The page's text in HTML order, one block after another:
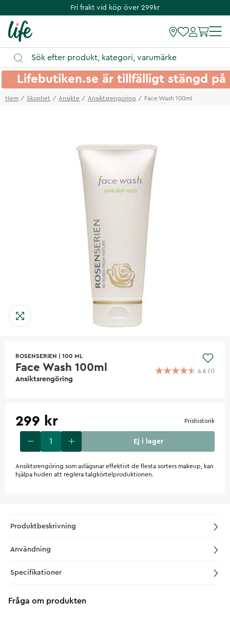
Fri frakt vid köp över 299kr
Lifebutiken.se är tillfälligt stängd
Hem Skonhet Ansikte Ansiktsrengoring Face Wash 100ml
ROSENSERIEN 100 ML
Face Wash 100ml
Ansiktsrengöring
4.6 (1)
299 kr Prishistorik
Ej i lager
Ansiktsrengöring som avlägsnar effektivt de flesta sorters makeup, kan
hjälpa huden att reglera talgkörtelproduktionen.
Produktbeskrivning
Användning
Specifikationer
Fråga om produkten